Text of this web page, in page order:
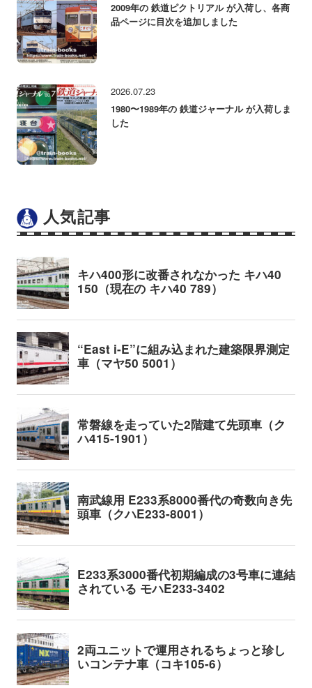
2009年の 鉄道ピクトリアル が入荷し、各商
品ページに目次を追加しました
2026.07.23
1980〜1989年の 鉄道ジャーナル が入荷しま
した
人気記事